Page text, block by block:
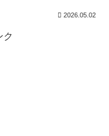
2026.05.02
ク